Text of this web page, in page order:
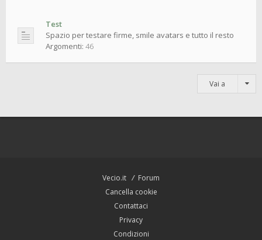
Test
Spazio per testare firme, smile avatars e tutto il resto
Argomenti: 46
Vai a
Vecio.it
Forum
Cancella cookie
Contattaci
Privacy
Condizioni